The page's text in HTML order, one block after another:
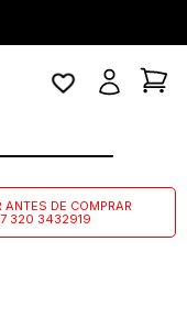
ANTES DE COMPRAR
320 3432919